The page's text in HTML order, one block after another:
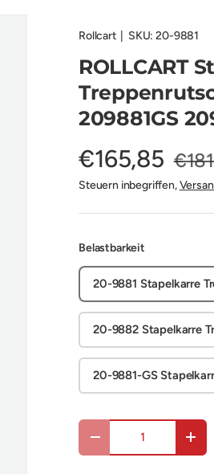
Rollcart| SKU: 20-9881
ROLLCART
209881GS
€165,85
Steuern inbegriffen,
Belastbarkeit
20-9881 Stapelkarre
20-9882 Stapelkarre
20-9881-GS
Anzahl
Menge verringern